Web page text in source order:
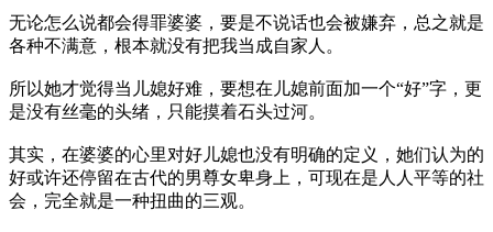
无论怎么说都会得罪婆婆，要是不说话也会被嫌弃，总之就是
各种不满意，根本就没有把我当成自家人。
所以她才觉得当儿媳好难，要想在儿媳前面加一个“好”字，更
是没有丝毫的头绪，只能摸着石头过河。
其实，在婆婆的心里对好儿媳也没有明确的定义，她们认为的
好或许还停留在古代的男尊女卑身上，可现在是人人平等的社
会，完全就是一种扭曲的三观。